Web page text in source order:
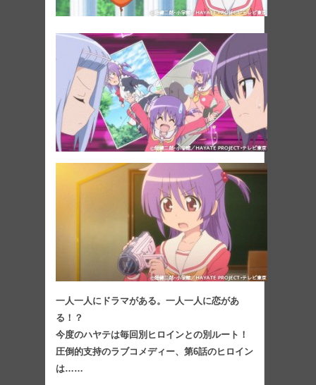
一人一人にドラマがある。一人一人に恋があ
る！？
今度のハヤテは毎回別ヒロインとの別ルート！
圧倒的支持のラブコメディー、第6話のヒロイン
は……